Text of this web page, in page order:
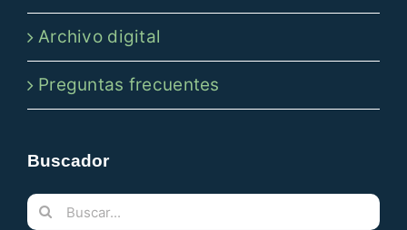
Archivo digital
Preguntas frecuentes
Buscador
Buscar: